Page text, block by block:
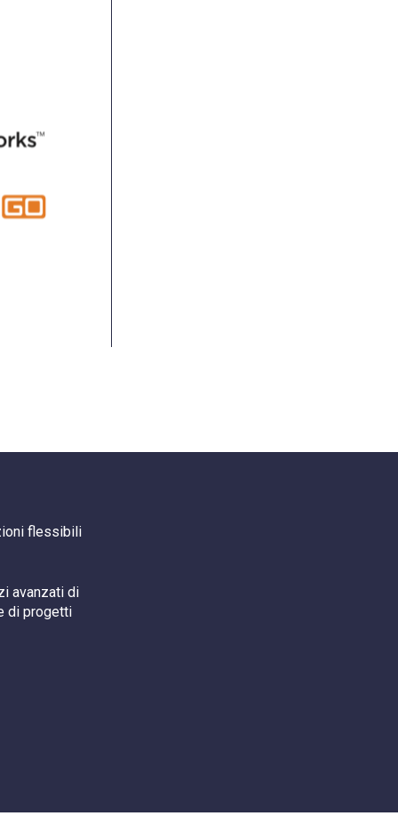
flessibili
avanzati di
di progetti